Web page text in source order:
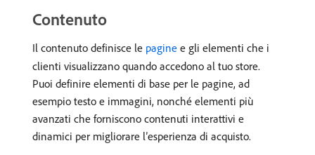
Contenuto
Il contenuto definisce le pagine e gli elementi che i
clienti visualizzano quando accedono al tuo store.
Puoi definire elementi di base per le pagine, ad
esempio testo e immagini, nonché elementi più
avanzati che forniscono contenuti interattivi e
dinamici per migliorare l’esperienza di acquisto.